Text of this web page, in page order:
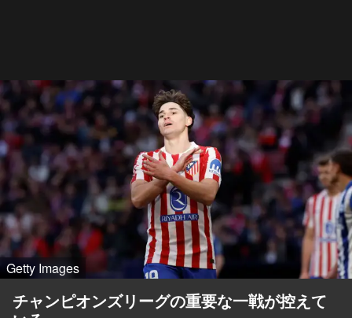
Getty Images
チャンピオンズリーグの重要な一戦が控えて